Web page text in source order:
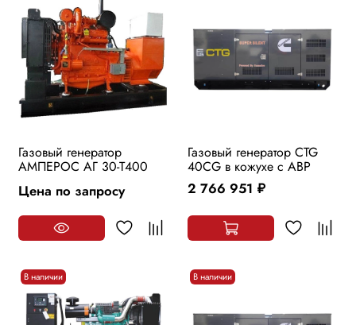
Газовый генератор
АМПЕРОС АГ 30-Т400
Цена по запросу
Газовый генератор CTG
40CG в кожухе с АВР
2 766 951 руб.
В наличии В наличии